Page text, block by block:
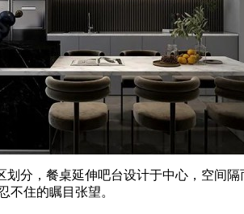
，餐桌延伸吧台设计于中心，空间隔
不住的瞩目张望。